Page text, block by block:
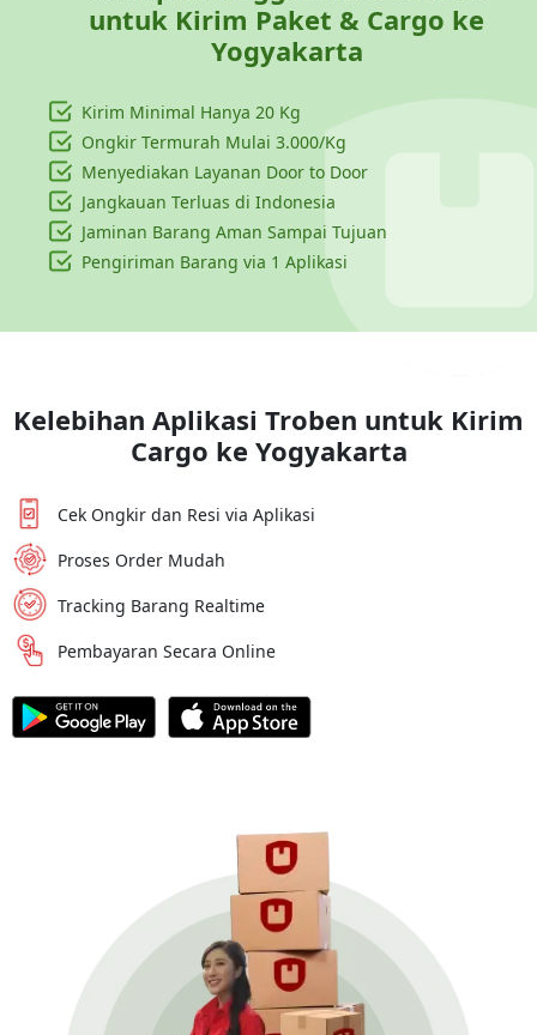
untuk Kirim Paket & Cargo ke
Yogyakarta
Kirim Minimal Hanya 20 Kg
Ongkir Termurah Mulai 3.000/Kg
Menyediakan Layanan Door to Door
Jangkauan Terluas di Indonesia
Jaminan Barang Aman Sampai Tujuan
Pengiriman Barang via 1 Aplikasi
Kelebihan Aplikasi Troben untuk Kirim
Cargo ke Yogyakarta
Cek Ongkir dan Resi via Aplikasi
Proses Order Mudah
Tracking Barang Realtime
Pembayaran Secara Online